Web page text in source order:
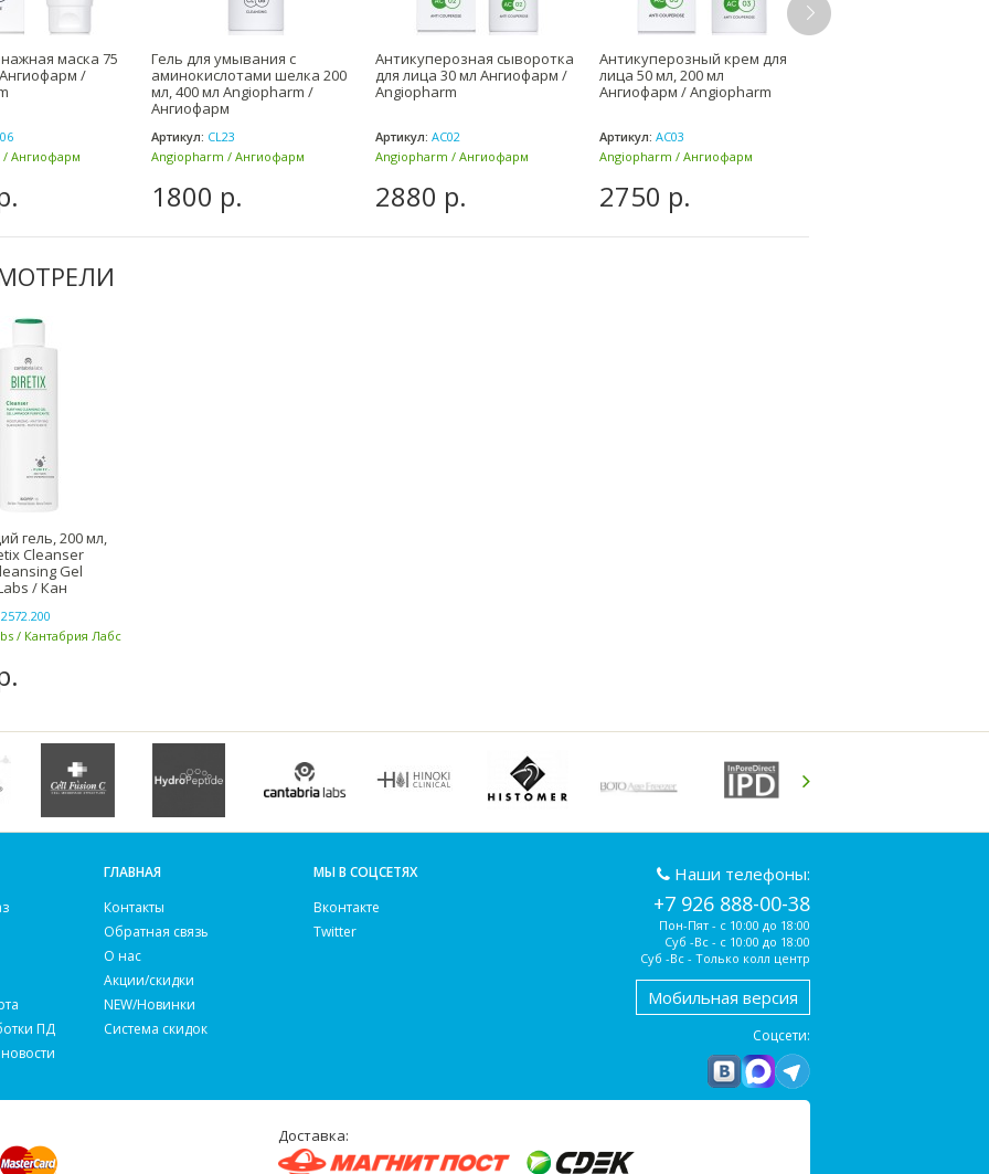
маска 75
/
Ангиофарм
Гель для умывания с
аминокислотами шелка 200
мл, 400 мл Angiopharm /
Ангиофарм
Артикул: CL23
Angiopharm / Ангиофарм
1800 р.
Антикуперозная сыворотка
для лица 30 мл Ангиофарм /
Angiopharm
Артикул: AC02
Angiopharm / Ангиофарм
2880 р.
Антикуперозный крем для
лица 50 мл, 200 мл
Ангиофарм / Angiopharm
Артикул: AC03
Angiopharm / Ангиофарм
2750 р.
гель, 200 мл,
Cleanser
Gel
/ Кан
/ Кантабрия Лабс
ПД
ГЛАВНАЯ
Контакты
Обратная связь
О нас
Акции/скидки
NEW/Новинки
Система скидок
МЫ В СОЦСЕТЯХ
Вконтакте
Twitter
Наши телефоны:
+7 926 888-00-38
Пон-Пят - с 10:00 до 18:00
Суб -Вс - с 10:00 до 18:00
Суб -Вс - Только колл центр
Мобильная версия
Соцсети:
Доставка: